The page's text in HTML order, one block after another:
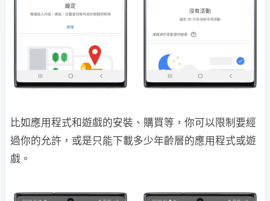
比如應用程式和遊戲的安裝、購買等，你可以限制要經
過你的允許，或是只能下載多少年齡層的應用程式或遊
戲。